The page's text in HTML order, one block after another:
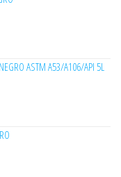
ASTM A53/A106/API 5L